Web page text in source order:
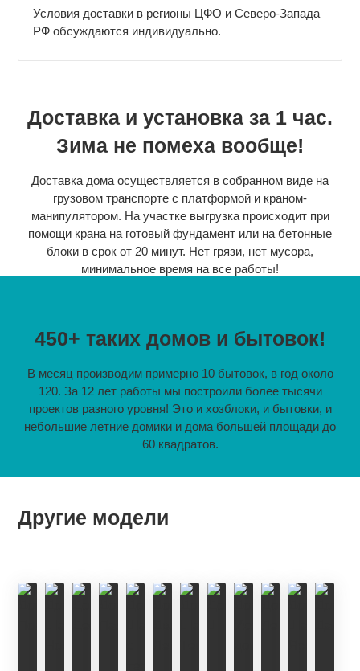
Условия доставки в регионы ЦФО и Северо-Запада
РФ обсуждаются индивидуально.
Доставка и установка за 1 час.
Зима не помеха вообще!
Доставка дома осуществляется в собранном виде на
грузовом транспорте с платформой и краном-
манипулятором. На участке выгрузка происходит при
помощи крана на готовый фундамент или на бетонные
блоки в срок от 20 минут. Нет грязи, нет мусора,
минимальное время на все работы!
450+ таких домов и бытовок!
В месяц производим примерно 10 бытовок, в год около
120. За 12 лет работы мы построили более тысячи
проектов разного уровня! Это и хозблоки, и бытовки, и
небольшие летние домики и дома большей площади до
60 квадратов.
Другие модели